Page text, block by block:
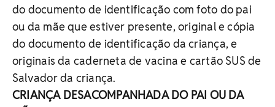
do documento de identificação com foto do pai
ou da mãe que estiver presente, original e cópia
do documento de identificação da criança, e
originais da caderneta de vacina e cartão SUS de
Salvador da criança.
CRIANÇA DESACOMPANHADA DO PAI OU DA